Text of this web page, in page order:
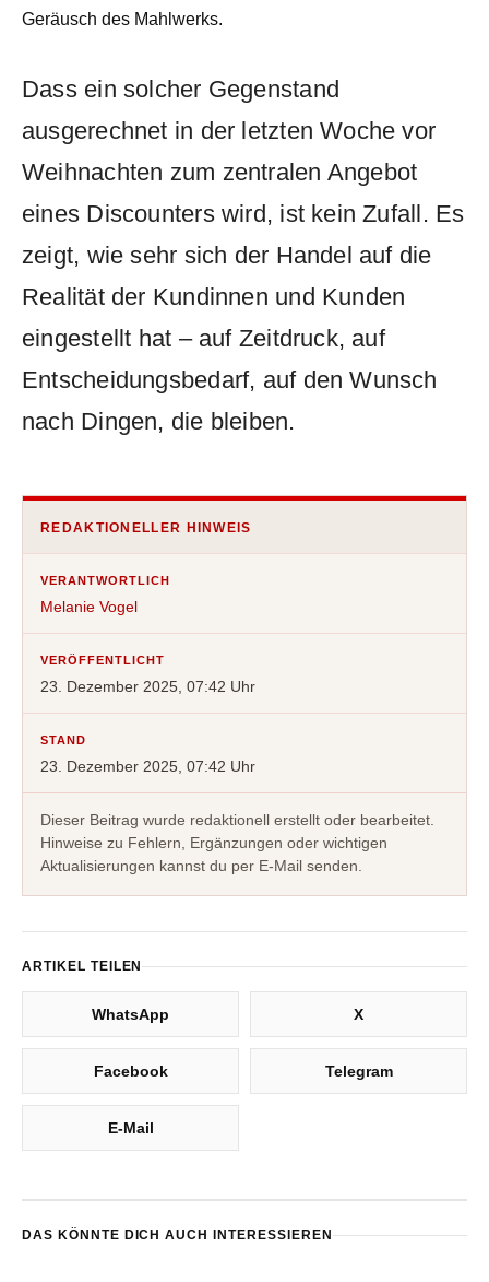
Geräusch des Mahlwerks.
Dass ein solcher Gegenstand
ausgerechnet in der letzten Woche vor
Weihnachten zum zentralen Angebot
eines Discounters wird, ist kein Zufall. Es
zeigt, wie sehr sich der Handel auf die
Realität der Kundinnen und Kunden
eingestellt hat – auf Zeitdruck, auf
Entscheidungsbedarf, auf den Wunsch
nach Dingen, die bleiben.
REDAKTIONELLER HINWEIS
VERANTWORTLICH
Melanie Vogel
VERÖFFENTLICHT
23. Dezember 2025, 07:42 Uhr
STAND
23. Dezember 2025, 07:42 Uhr
Dieser Beitrag wurde redaktionell erstellt oder bearbeitet.
Hinweise zu Fehlern, Ergänzungen oder wichtigen
Aktualisierungen kannst du per E-Mail senden.
ARTIKEL TEILEN
WhatsApp X
Facebook Telegram
E-Mail
DAS KÖNNTE DICH AUCH INTERESSIEREN